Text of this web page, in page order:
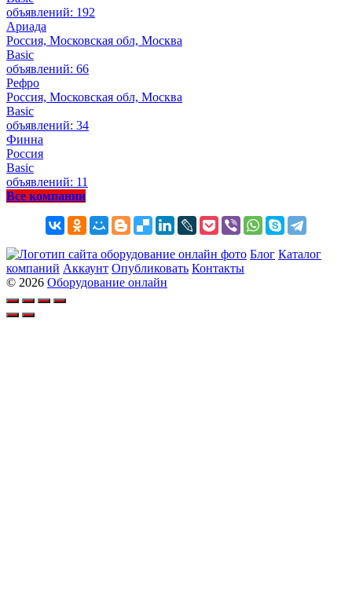
объявлений: 192
Ариада
Россия, Московская обл, Москва
Basic
объявлений: 66
Рефро
Россия, Московская обл, Москва
Basic
объявлений: 34
Финна
Россия
Basic
объявлений: 11
Все компании
Блог Каталог
компаний Аккаунт Опубликовать Контакты
© 2026 Оборудование онлайн